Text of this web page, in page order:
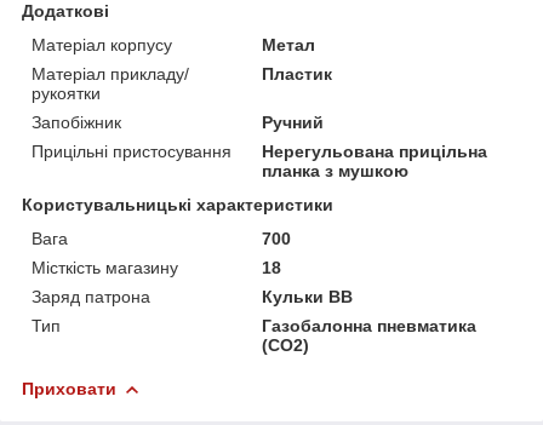
Додаткові
Матеріал корпусу
Метал
Матеріал прикладу/
рукоятки
Пластик
Запобіжник
Ручний
Прицільні пристосування
Нерегульована прицільна
планка з мушкою
Користувальницькі характеристики
Вага
700
Місткість магазину
18
Заряд патрона
Кульки BB
Тип
Газобалонна пневматика
(CO2)
Приховати